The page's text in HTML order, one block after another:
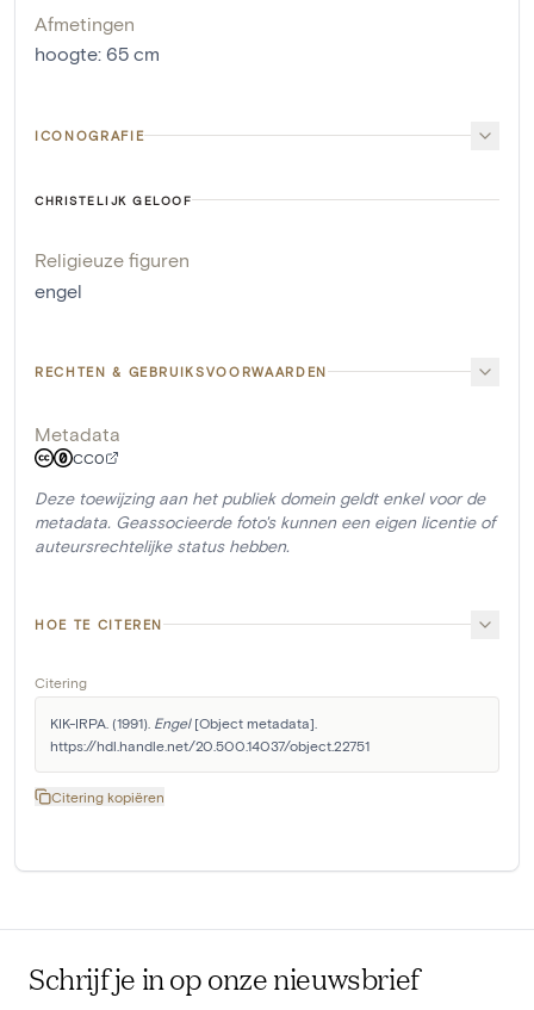
Afmetingen
hoogte: 65 cm
ICONOGRAFIE
CHRISTELIJK GELOOF
Religieuze figuren
engel
RECHTEN & GEBRUIKSVOORWAARDEN
Metadata
CC0
Deze toewijzing aan het publiek domein geldt enkel voor de
metadata. Geassocieerde foto's kunnen een eigen licentie of
auteursrechtelijke status hebben.
HOE TE CITEREN
Citering
KIK-IRPA. (1991). Engel [Object metadata].
https://hdl.handle.net/20.500.14037/object.22751
Citering kopiëren
Schrijf je in op onze nieuwsbrief